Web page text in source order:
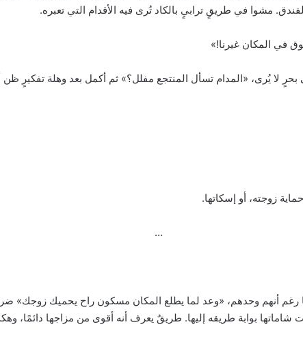
مشوا في طريقٍ ترابيٍ بالكاد تُرى فيه الأقدام التي تعبره.
في المكان غيرنا!»
يُرى، «المدام تسأل المنتجع مفلل؟» ثم أكمل بعد وهلة تفكيرٍ
زوجته، أو إسكاتها.
…
رغم أنهم وحدهم، «وعد لما يطلع المكان مسكون راح يحميك